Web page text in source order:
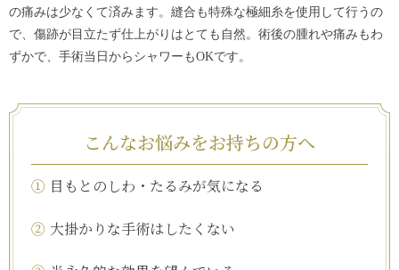
の痛みは少なくて済みます。縫合も特殊な極細糸を使用して行うの
で、傷跡が目立たず仕上がりはとても自然。術後の腫れや痛みもわ
ずかで、手術当日からシャワーもOKです。
こんなお悩みをお持ちの方へ
① 目もとのしわ・たるみが気になる
② 大掛かりな手術はしたくない